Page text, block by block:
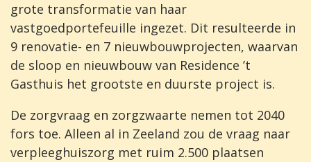
grote transformatie van haar
vastgoedportefeuille ingezet. Dit resulteerde in
9 renovatie- en 7 nieuwbouwprojecten, waarvan
de sloop en nieuwbouw van Residence ’t
Gasthuis het grootste en duurste project is.
De zorgvraag en zorgzwaarte nemen tot 2040
fors toe. Alleen al in Zeeland zou de vraag naar
verpleeghuiszorg met ruim 2.500 plaatsen